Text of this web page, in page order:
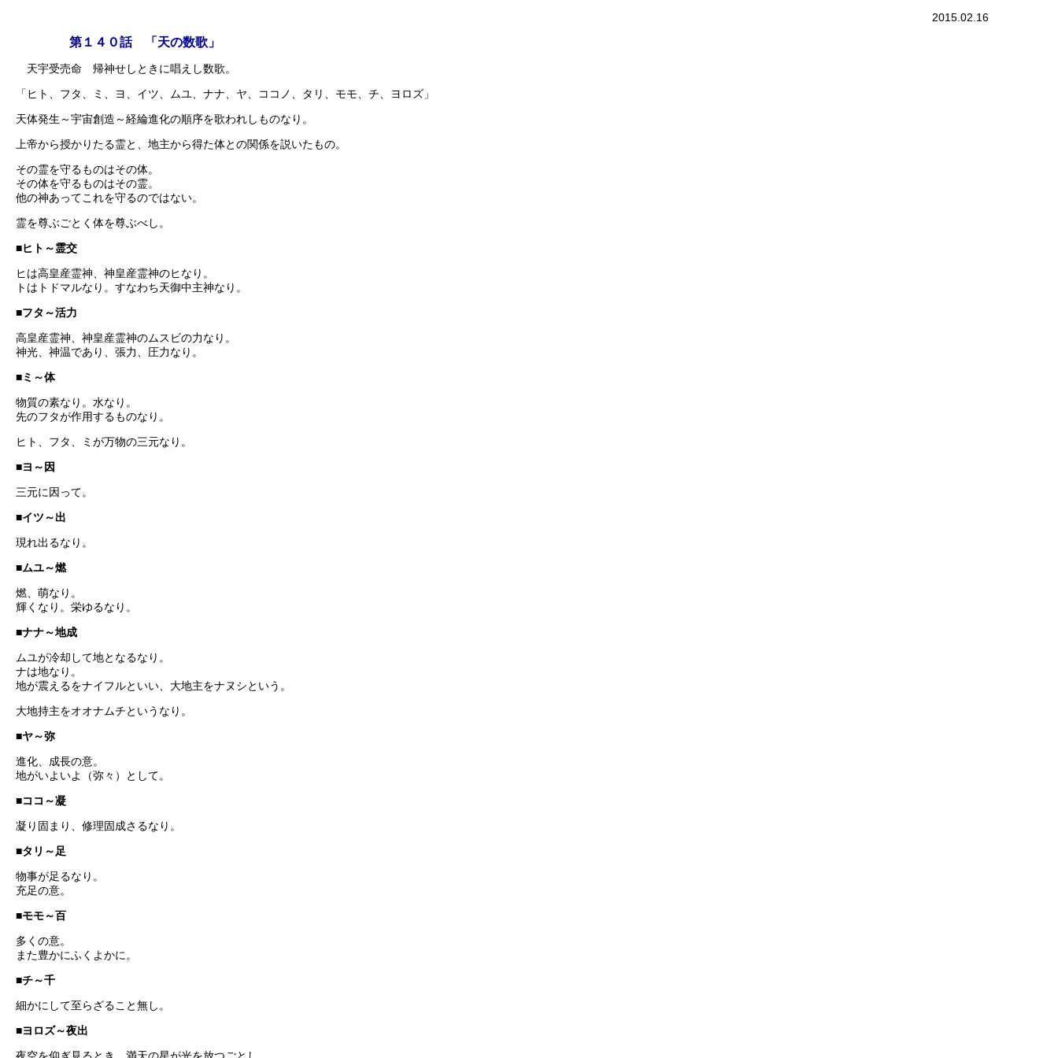
2015.02.16
第１４０話 「天の数歌」
天宇受売命 帰神せしときに唱えし数歌。
「ヒト、フタ、ミ、ヨ、イツ、ムユ、ナナ、ヤ、ココノ、タリ、モモ、チ、ヨロズ」
天体発生～宇宙創造～経綸進化の順序を歌われしものなり。
上帝から授かりたる霊と、地主から得た体との関係を説いたもの。
その霊を守るものはその体。
その体を守るものはその霊。
他の神あってこれを守るのではない。
霊を尊ぶごとく体を尊ぶべし。
■ヒト～霊交
ヒは高皇産霊神、神皇産霊神のヒなり。
トはトドマルなり。すなわち天御中主神なり。
■フタ～活力
高皇産霊神、神皇産霊神のムスビの力なり。
神光、神温であり、張力、圧力なり。
■ミ～体
物質の素なり。水なり。
先のフタが作用するものなり。
ヒト、フタ、ミが万物の三元なり。
■ヨ～因
三元に因って。
■イツ～出
現れ出るなり。
■ムユ～燃
燃、萌なり。
輝くなり。栄ゆるなり。
■ナナ～地成
ムユが冷却して地となるなり。
ナは地なり。
地が震えるをナイフルといい、大地主をナヌシという。
大地持主をオオナムチというなり。
■ヤ～弥
進化、成長の意。
地がいよいよ（弥々）として。
■ココ～凝
凝り固まり、修理固成さるなり。
■タリ～足
物事が足るなり。
充足の意。
■モモ～百
多くの意。
また豊かにふくよかに。
■チ～千
細かにして至らざること無し。
■ヨロズ～夜出